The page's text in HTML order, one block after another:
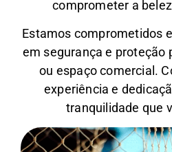
comprometer a
Estamos comprometidos
em segurança e proteção
ou espaço comercial.
experiência e
tranquilidade que